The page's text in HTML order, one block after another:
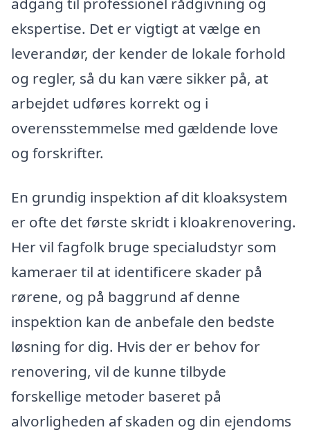
ekspertise. Det er vigtigt at vælge en
leverandør, der kender de lokale forhold
og regler, så du kan være sikker på, at
arbejdet udføres korrekt og i
overensstemmelse med gældende love
og forskrifter.
En grundig inspektion af dit kloaksystem
er ofte det første skridt i kloakrenovering.
Her vil fagfolk bruge specialudstyr som
kameraer til at identificere skader på
rørene, og på baggrund af denne
inspektion kan de anbefale den bedste
løsning for dig. Hvis der er behov for
renovering, vil de kunne tilbyde
forskellige metoder baseret på
alvorligheden af skaden og din ejendoms